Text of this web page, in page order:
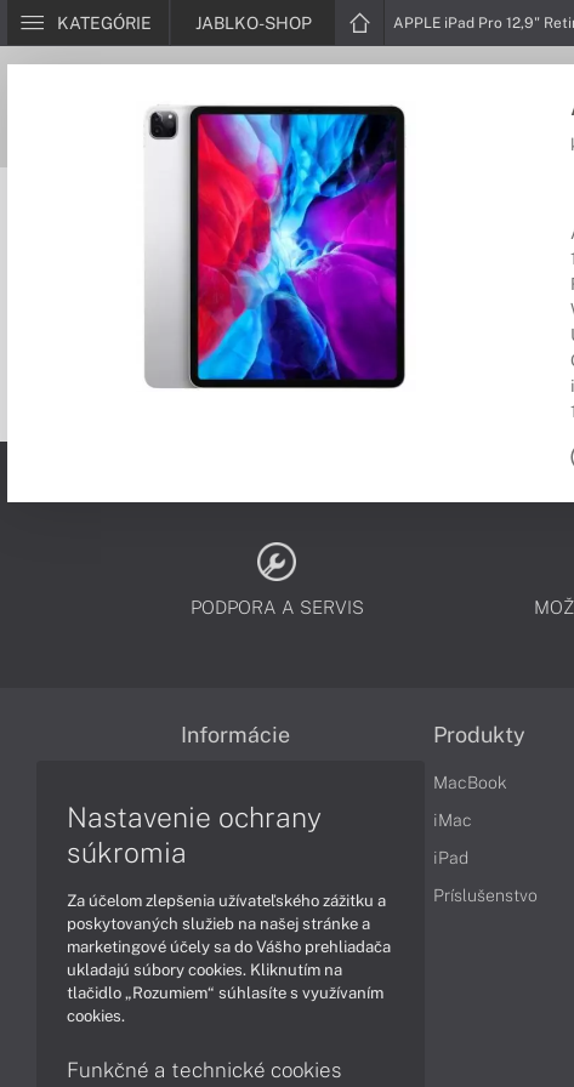
KATEGÓRIE JABLKO-SHOP APPLE iPad Pro 12,9"
PODPORA A SERVIS
Informácie
Reklamačné podmienky
Ochrana osobných údajov
Vrátenie tovaru
Vyhlásenie o prístupnosti
Cookies
Produkty
MacBook
iMac
iPad
Príslušenstvo
Nastavenie ochrany
súkromia
Za účelom zlepšenia užívateľského zážitku a
poskytovaných služieb na našej stránke a
marketingové účely sa do Vášho prehliadača
ukladajú súbory cookies. Kliknutím na
tlačidlo „Rozumiem“ súhlasíte s využívaním
cookies.
Funkčné a technické cookies